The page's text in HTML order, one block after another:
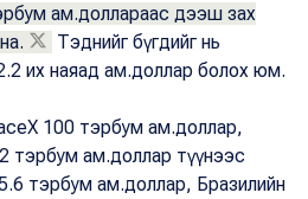
ам.доллараас дээш зах
Тэднийг бүгдийг нь
их наяад ам.доллар болох юм.
100 тэрбум ам.доллар,
тэрбум ам.доллар түүнээс
тэрбум ам.доллар, Бразилийн